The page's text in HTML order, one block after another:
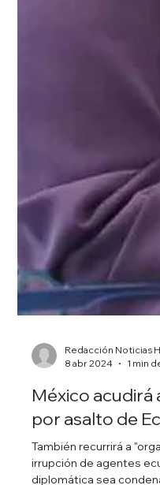
Redacción Noticias
8 abr 2024
1 min
México acudirá